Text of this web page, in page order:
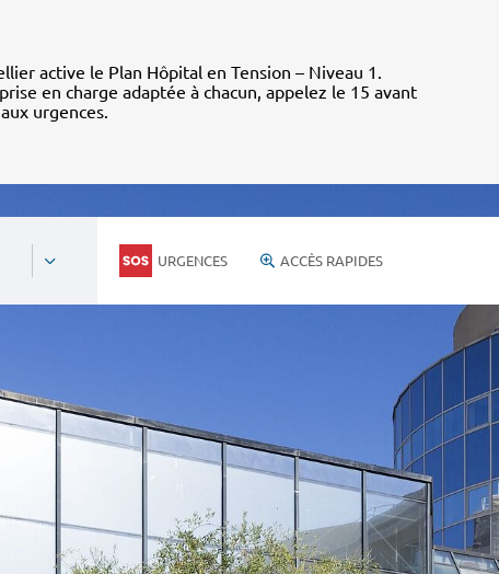
active le Plan Hôpital en Tension – Niveau 1.
en charge adaptée à chacun, appelez le 15 avant
urgences.
URGENCES ACCÈS RAPIDES